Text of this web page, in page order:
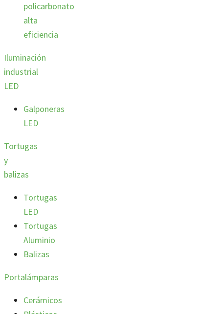
policarbonato
alta
eficiencia
Iluminación
industrial
LED
Galponeras
LED
Tortugas
y
balizas
Tortugas
LED
Tortugas
Aluminio
Balizas
Portalámparas
Cerámicos